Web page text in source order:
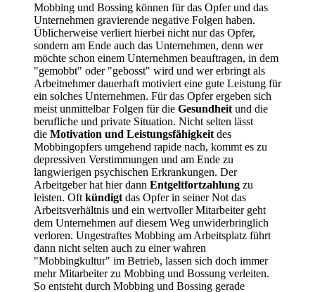
Mobbing und Bossing können für das Opfer und das
Unternehmen gravierende negative Folgen haben.
Üblicherweise verliert hierbei nicht nur das Opfer,
sondern am Ende auch das Unternehmen, denn wer
möchte schon einem Unternehmen beauftragen, in dem
"gemobbt" oder "gebosst" wird und wer erbringt als
Arbeitnehmer dauerhaft motiviert eine gute Leistung für
ein solches Unternehmen. Für das Opfer ergeben sich
meist unmittelbar Folgen für die Gesundheit und die
berufliche und private Situation. Nicht selten lässt
die Motivation und Leistungsfähigkeit des
Mobbingopfers umgehend rapide nach, kommt es zu
depressiven Verstimmungen und am Ende zu
langwierigen psychischen Erkrankungen. Der
Arbeitgeber hat hier dann Entgeltfortzahlung zu
leisten. Oft kündigt das Opfer in seiner Not das
Arbeitsverhältnis und ein wertvoller Mitarbeiter geht
dem Unternehmen auf diesem Weg unwiderbringlich
verloren. Ungestraftes Mobbing am Arbeitsplatz führt
dann nicht selten auch zu einer wahren
"Mobbingkultur" im Betrieb, lassen sich doch immer
mehr Mitarbeiter zu Mobbing und Bossung verleiten.
So entsteht durch Mobbing und Bossing gerade